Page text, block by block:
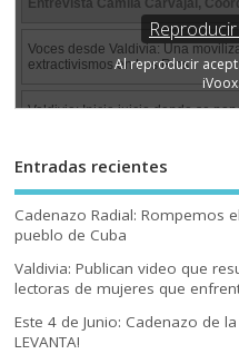
Entradas recientes
Cadenazo Radial: Rompemos
pueblo de Cuba
Valdivia: Publican video que
lectoras de mujeres que
Este 4 de Junio: Cadenazo de
LEVANTA!